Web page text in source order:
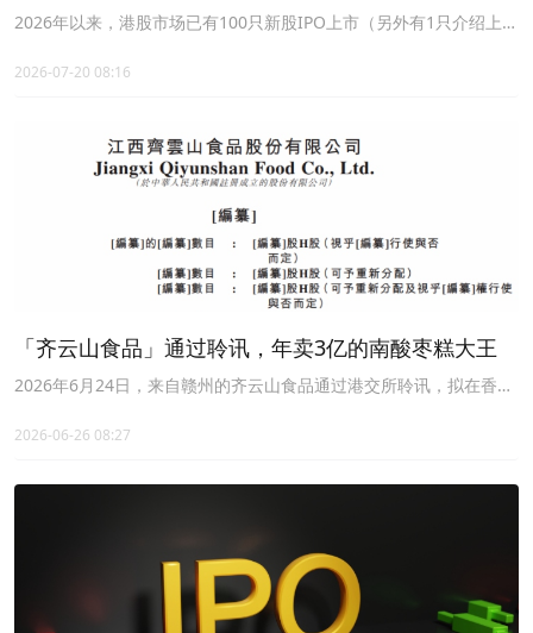
讯，先正达或推迟IPO
2026年以来，港股市场已有100只新股IPO上市（另外有1只介绍上
2026-07-20 08:16
「齐云山食品」通过聆讯，年卖3亿的南酸枣糕大王
2026年6月24日，来自赣州的齐云山食品通过港交所聆讯，拟在香港
2026-06-26 08:27